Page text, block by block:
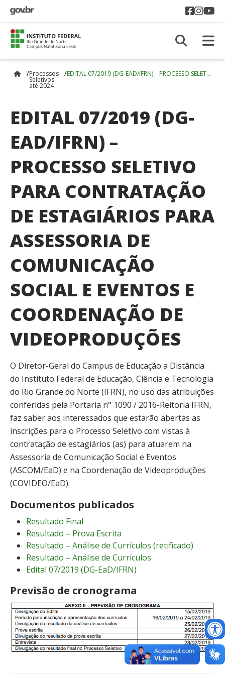
Processos
Seletivos
até 2024
EDITAL 07/2019 (DG-EAD/IFRN) – PROCESSO SELETIVO PARA CONTRATAÇÃO DE ESTAGIÁRIOS PARA ASSESSORIA DE COMUNICAÇÃO SOCIAL E EVENTOS E COORDENAÇÃO DE VIDEOPRODUÇÕES
EDITAL 07/2019 (DG-
EAD/IFRN) –
PROCESSO SELETIVO
PARA CONTRATAÇÃO
DE ESTAGIÁRIOS PARA
ASSESSORIA DE
COMUNICAÇÃO
SOCIAL E EVENTOS E
COORDENAÇÃO DE
VIDEOPRODUÇÕES
O Diretor-Geral do Campus de Educação a Distância
do Instituto Federal de Educação, Ciência e Tecnologia
do Rio Grande do Norte (IFRN), no uso das atribuições
conferidas pela Portaria n° 1090 / 2016-Reitoria IFRN,
faz saber aos interessados que estarão abertas as
inscrições para o Processo Seletivo com vistas à
contratação de estagiários (as) para atuarem na
Assessoria de Comunicação Social e Eventos
(ASCOM/EaD) e na Coordenação de Videoproduções
(COVIDEO/EaD).
Documentos publicados
Resultado Final
Resultado – Prova Escrita
Resultado – Análise de Currículos (retificado)
Resultado – Análise de Currículos
Edital 07/2019 (DG-EaD/IFRN)
Previsão de cronograma